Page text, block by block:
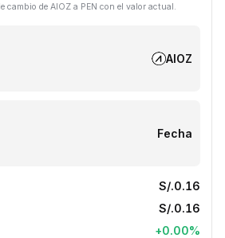
cambio de AIOZ a PEN con el valor actual.
AIOZ
Fecha
S/.0.16
S/.0.16
+0.00%